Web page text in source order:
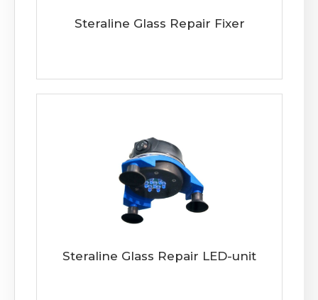
Steraline Glass Repair Fixer
Steraline Glass Repair LED-unit